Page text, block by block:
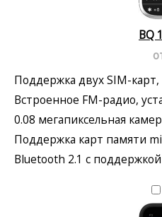
BQ
Поддержка двух SIM-
Встроенное FM-радио,
0.08 мегапиксельная
Поддержка карт памяти
Bluetooth 2.1 с поддержкой